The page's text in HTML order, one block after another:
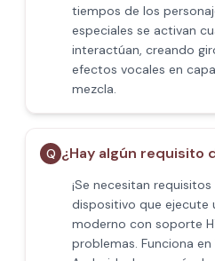
tiempos de los
especiales se activan
interactúan, creando
efectos vocales en
mezcla.
Q ¿Hay algún requisito
¡Se necesitan
dispositivo que ejecute
moderno con soporte
problemas. Funciona en